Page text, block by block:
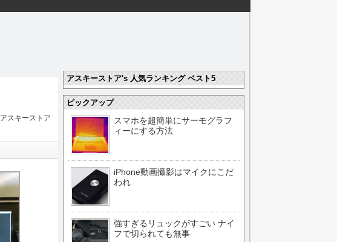
アスキーストア
アスキーストア's 人気ランキング ベスト5
ピックアップ
スマホを超簡単にサーモグラフ
ィーにする方法
iPhone動画撮影はマイクにこだ
われ
強すぎるリュックがすごい ナイ
フで切られても無事